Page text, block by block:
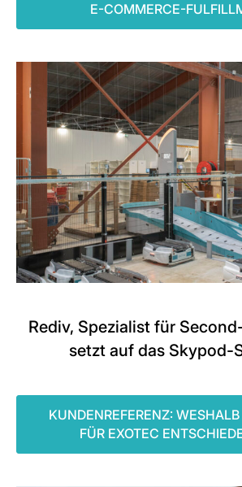
E-COMMERCE-
Rediv, Spezialist für
setzt auf das Skypod-
KUNDENREFERENZ:
FÜR EXOTEC